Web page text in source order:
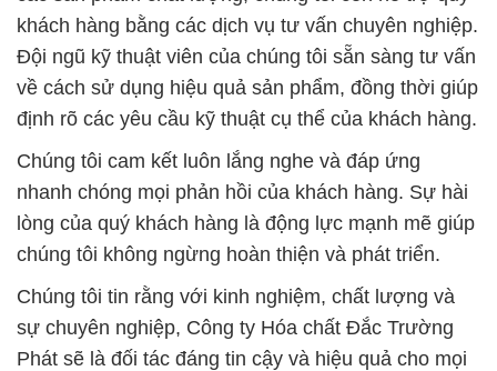
khách hàng bằng các dịch vụ tư vấn chuyên nghiệp.
Đội ngũ kỹ thuật viên của chúng tôi sẵn sàng tư vấn
về cách sử dụng hiệu quả sản phẩm, đồng thời giúp
định rõ các yêu cầu kỹ thuật cụ thể của khách hàng.
Chúng tôi cam kết luôn lắng nghe và đáp ứng
nhanh chóng mọi phản hồi của khách hàng. Sự hài
lòng của quý khách hàng là động lực mạnh mẽ giúp
chúng tôi không ngừng hoàn thiện và phát triển.
Chúng tôi tin rằng với kinh nghiệm, chất lượng và
sự chuyên nghiệp, Công ty Hóa chất Đắc Trường
Phát sẽ là đối tác đáng tin cậy và hiệu quả cho mọi